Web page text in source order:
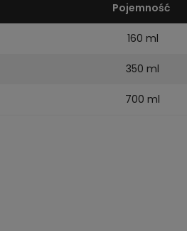
Pojemność
160 ml
350 ml
700 ml